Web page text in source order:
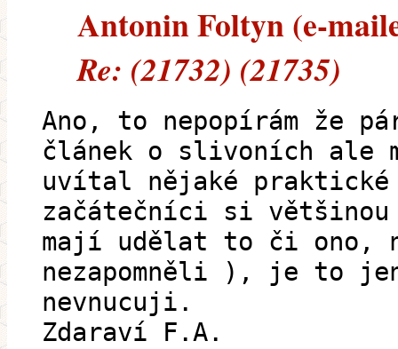
Antonin Foltyn (e-
Re: (21732) (21735)
Ano, to nepopírám že
článek o slivoních ale
uvítal nějaké
začátečníci si
mají udělat to či ono,
nezapomněli ), je to
nevnucuji.
Zdaraví F.A.